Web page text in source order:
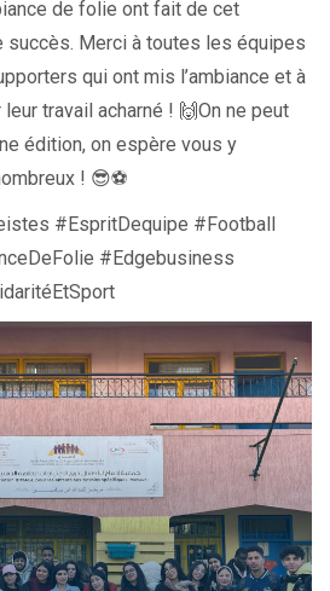
de folie ont fait de cet
succès. Merci à toutes les équipes
qui ont mis l’ambiance et à
travail acharné ! 🙌On ne peut
édition, on espère vous y
! 😎⚽️
#EspritDequipe #Football
#Edgebusiness